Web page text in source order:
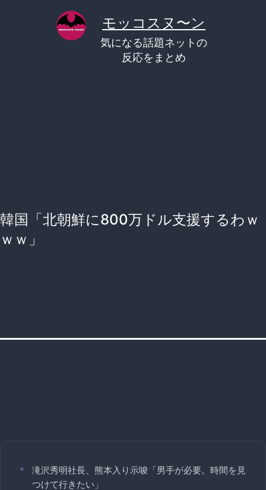
モッコスヌ〜ン
気になる話題ネットの
反応をまとめ
韓国「北朝鮮に800万ドル支援するわｗ
ｗｗ」
滝沢秀明社長、熊本入り示唆「男手が必要。時間を見
つけて行きたい」